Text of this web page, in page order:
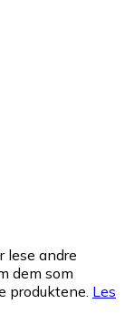
lese andre
dem som
produktene. Les